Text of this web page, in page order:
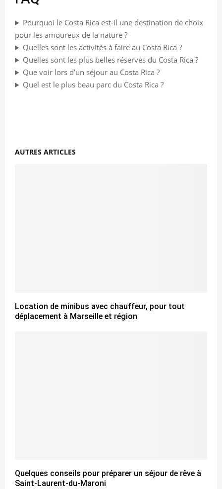
Pourquoi le Costa Rica est-il une destination de choix
pour les amoureux de la nature ?
Quelles sont les activités à faire au Costa Rica ?
Quelles sont les plus belles réserves du Costa Rica ?
Que voir lors d’un séjour au Costa Rica ?
Quel est le plus beau parc du Costa Rica ?
AUTRES ARTICLES
Location de minibus avec chauffeur, pour tout
déplacement à Marseille et région
Quelques conseils pour préparer un séjour de rêve à
Saint-Laurent-du-Maroni